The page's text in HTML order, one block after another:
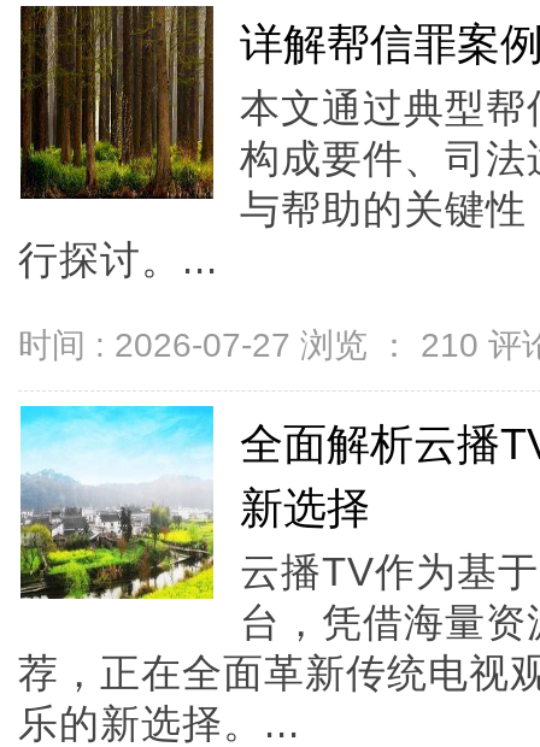
详解帮信罪案
本文通过典型
构成要件、司
与帮助的关键
行探讨。...
时间 : 2026-07-27 浏览 ： 210 评
全面解析云播
新选择
云播TV作为基
台，凭借海量
荐，正在全面革新传统电视
乐的新选择。...